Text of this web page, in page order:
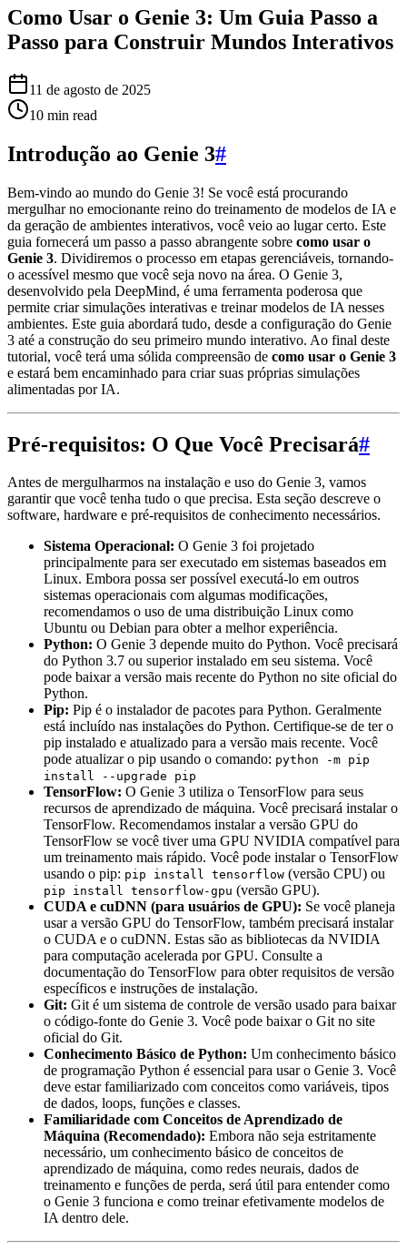
Como Usar o Genie 3: Um Guia Passo a
Passo para Construir Mundos Interativos
11 de agosto de 2025
10 min read
Introdução ao Genie 3#
Bem-vindo ao mundo do Genie 3! Se você está procurando
mergulhar no emocionante reino do treinamento de modelos de IA e
da geração de ambientes interativos, você veio ao lugar certo. Este
guia fornecerá um passo a passo abrangente sobre como usar o
Genie 3. Dividiremos o processo em etapas gerenciáveis, tornando-
o acessível mesmo que você seja novo na área. O Genie 3,
desenvolvido pela DeepMind, é uma ferramenta poderosa que
permite criar simulações interativas e treinar modelos de IA nesses
ambientes. Este guia abordará tudo, desde a configuração do Genie
3 até a construção do seu primeiro mundo interativo. Ao final deste
tutorial, você terá uma sólida compreensão de como usar o Genie 3
e estará bem encaminhado para criar suas próprias simulações
alimentadas por IA.
Pré-requisitos: O Que Você Precisará#
Antes de mergulharmos na instalação e uso do Genie 3, vamos
garantir que você tenha tudo o que precisa. Esta seção descreve o
software, hardware e pré-requisitos de conhecimento necessários.
Sistema Operacional: O Genie 3 foi projetado
principalmente para ser executado em sistemas baseados em
Linux. Embora possa ser possível executá-lo em outros
sistemas operacionais com algumas modificações,
recomendamos o uso de uma distribuição Linux como
Ubuntu ou Debian para obter a melhor experiência.
Python: O Genie 3 depende muito do Python. Você precisará
do Python 3.7 ou superior instalado em seu sistema. Você
pode baixar a versão mais recente do Python no site oficial do
Python.
Pip: Pip é o instalador de pacotes para Python. Geralmente
está incluído nas instalações do Python. Certifique-se de ter o
pip instalado e atualizado para a versão mais recente. Você
pode atualizar o pip usando o comando: python -m pip
install --upgrade pip
TensorFlow: O Genie 3 utiliza o TensorFlow para seus
recursos de aprendizado de máquina. Você precisará instalar o
TensorFlow. Recomendamos instalar a versão GPU do
TensorFlow se você tiver uma GPU NVIDIA compatível para
um treinamento mais rápido. Você pode instalar o TensorFlow
usando o pip: pip install tensorflow (versão CPU) ou
pip install tensorflow-gpu (versão GPU).
CUDA e cuDNN (para usuários de GPU): Se você planeja
usar a versão GPU do TensorFlow, também precisará instalar
o CUDA e o cuDNN. Estas são as bibliotecas da NVIDIA
para computação acelerada por GPU. Consulte a
documentação do TensorFlow para obter requisitos de versão
específicos e instruções de instalação.
Git: Git é um sistema de controle de versão usado para baixar
o código-fonte do Genie 3. Você pode baixar o Git no site
oficial do Git.
Conhecimento Básico de Python: Um conhecimento básico
de programação Python é essencial para usar o Genie 3. Você
deve estar familiarizado com conceitos como variáveis, tipos
de dados, loops, funções e classes.
Familiaridade com Conceitos de Aprendizado de
Máquina (Recomendado): Embora não seja estritamente
necessário, um conhecimento básico de conceitos de
aprendizado de máquina, como redes neurais, dados de
treinamento e funções de perda, será útil para entender como
o Genie 3 funciona e como treinar efetivamente modelos de
IA dentro dele.